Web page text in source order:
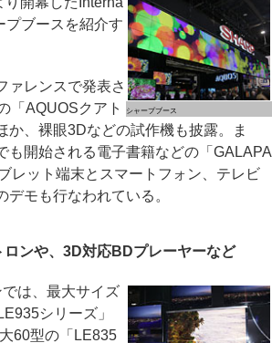
シャープブース
プブースを紹介す
レンスで発表さ
「AQUOSクアト
か、裸眼3Dなどの試作機も披露。ま
も開始される電子書籍などの「GALAPA
レット端末とスマートフォン、テレビ
デモも行なわれている。
ンや、3D対応BDプレーヤーなど
は、最大サイズ
シリーズ」
60型の「LE835